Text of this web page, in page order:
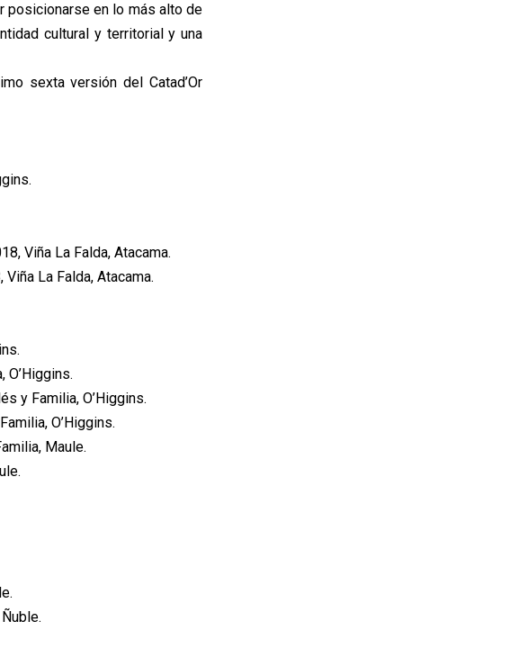
posicionarse en lo más alto de
cultural y territorial y una
sexta versión del Catad’Or
Viña La Falda, Atacama.
La Falda, Atacama.
O’Higgins.
y Familia, O’Higgins.
O’Higgins.
Maule.